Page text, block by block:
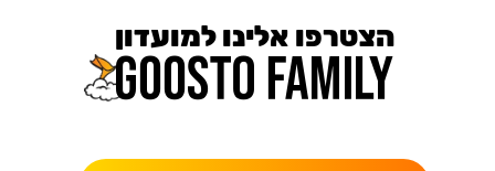
הצטרפו אלינו למועדון